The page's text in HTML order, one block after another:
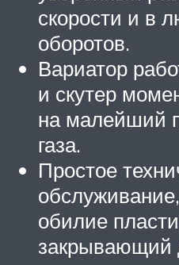
скорости и в
оборотов.
Вариатор
и скутер
на малейший
газа.
Простое
обилие
закрывающий